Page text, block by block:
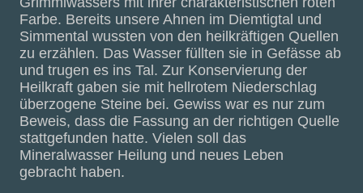
Farbe. Bereits unsere Ahnen im Diemtigtal und
Simmental wussten von den heilkräftigen Quellen
zu erzählen. Das Wasser füllten sie in Gefässe ab
und trugen es ins Tal. Zur Konservierung der
Heilkraft gaben sie mit hellrotem Niederschlag
überzogene Steine bei. Gewiss war es nur zum
Beweis, dass die Fassung an der richtigen Quelle
stattgefunden hatte. Vielen soll das
Mineralwasser Heilung und neues Leben
gebracht haben.